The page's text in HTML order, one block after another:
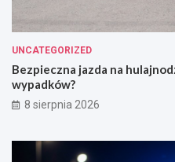
UNCATEGORIZED
Bezpieczna jazda na
wypadków?
8 sierpnia 2026